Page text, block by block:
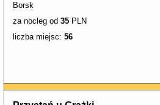
Borsk
za nocleg od 35 PLN
liczba miejsc: 56